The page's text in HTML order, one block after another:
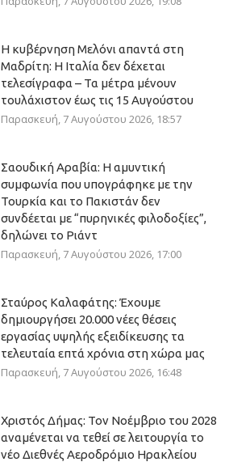
Η κυβέρνηση Μελόνι απαντά στη
Μαδρίτη: Η Ιταλία δεν δέχεται
τελεσίγραφα – Τα μέτρα μένουν
τουλάχιστον έως τις 15 Αυγούστου
Παρασκευή, 7 Αυγούστου 2026, 18:57
Σαουδική Αραβία: Η αμυντική
συμφωνία που υπογράφηκε με την
Τουρκία και το Πακιστάν δεν
συνδέεται με “πυρηνικές φιλοδοξίες”,
δηλώνει το Ριάντ
Παρασκευή, 7 Αυγούστου 2026, 17:00
Σταύρος Καλαφάτης: Έχουμε
δημιουργήσει 20.000 νέες θέσεις
εργασίας υψηλής εξειδίκευσης τα
τελευταία επτά χρόνια στη χώρα μας
Παρασκευή, 7 Αυγούστου 2026, 16:48
Χριστός Δήμας: Τον Νοέμβριο του 2028
αναμένεται να τεθεί σε λειτουργία το
νέο Διεθνές Αεροδρόμιο Ηρακλείου